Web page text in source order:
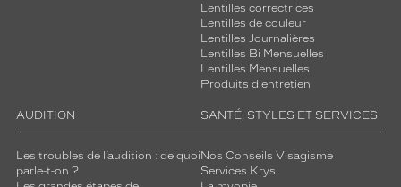
Lentilles correctrices
Lentilles de couleur
Lentilles Journalières
Lentilles Bi Mensuelles
Lentilles Mensuelles
Produits d'entretien
AUDITION
Les troubles de l’audition : de quoi
parle-t-on ?
SANTÉ, STYLES ET SERVICES
Nos Conseils Visagisme
Services Krys